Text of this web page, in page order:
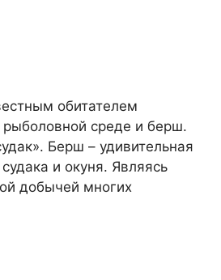
обитателем
среде и берш.
Берш – удивительная
и окуня. Являясь
добычей многих